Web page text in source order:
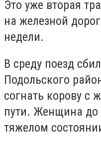
Это уже вторая
на железной
недели.
В среду поезд
Подольского
согнать корову с
пути. Женщина до
тяжелом